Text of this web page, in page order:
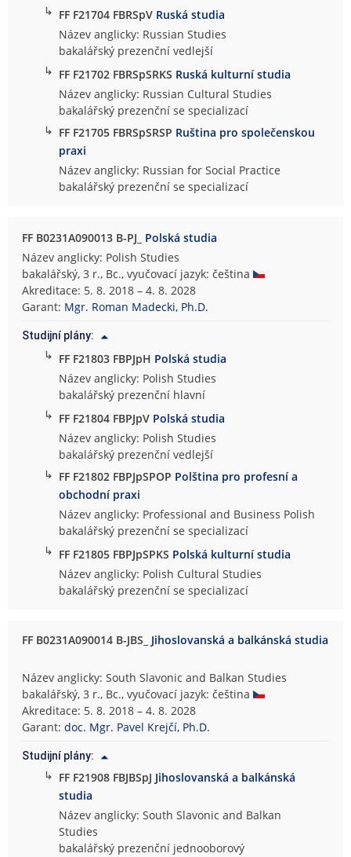
↳ FF F21704 FBRSpV Ruská studia
Název anglicky: Russian Studies
bakalářský prezenční vedlejší
↳ FF F21702 FBRSpSRKS Ruská kulturní studia
Název anglicky: Russian Cultural Studies
bakalářský prezenční se specializací
↳ FF F21705 FBRSpSRSP Ruština pro společenskou
praxi
Název anglicky: Russian for Social Practice
bakalářský prezenční se specializací
FF B0231A090013 B-PJ_ Polská studia
Název anglicky: Polish Studies
bakalářský, 3 r., Bc., vyučovací jazyk: čeština
Akreditace: 5. 8. 2018 – 4. 8. 2028
Garant: Mgr. Roman Madecki, Ph.D.
Studijní plány:
↳ FF F21803 FBPJpH Polská studia
Název anglicky: Polish Studies
bakalářský prezenční hlavní
↳ FF F21804 FBPJpV Polská studia
Název anglicky: Polish Studies
bakalářský prezenční vedlejší
↳ FF F21802 FBPJpSPOP Polština pro profesní a
obchodní praxi
Název anglicky: Professional and Business Polish
bakalářský prezenční se specializací
↳ FF F21805 FBPJpSPKS Polská kulturní studia
Název anglicky: Polish Cultural Studies
bakalářský prezenční se specializací
FF B0231A090014 B-JBS_ Jihoslovanská a balkánská studia
Název anglicky: South Slavonic and Balkan Studies
bakalářský, 3 r., Bc., vyučovací jazyk: čeština
Akreditace: 5. 8. 2018 – 4. 8. 2028
Garant:doc. Mgr. Pavel Krejčí, Ph.D.
Studijní plány:
↳ FF F21908 FBJBSpJ Jihoslovanská a balkánská
studia
Název anglicky: South Slavonic and Balkan
Studies
bakalářský prezenční jednooborový